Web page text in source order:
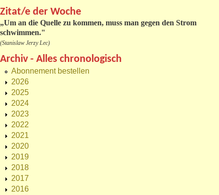
Zitat/e der Woche
„Um an die Quelle zu kommen, muss man gegen den Strom
schwimmen."
(Stanislaw Jerzy Lec)
Archiv - Alles chronologisch
Abonnement bestellen
2026
2025
2024
2023
2022
2021
2020
2019
2018
2017
2016